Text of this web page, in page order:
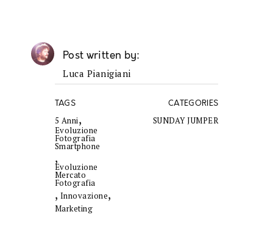
Post written by
Luca Pianigiani
TAGS
5 Anni,
Evoluzione
Fotografia
Smartphone
,
Evoluzione
Mercato
Fotografia
, Innovazione,
Marketing
CATEGORIES
SUNDAY JUMPER